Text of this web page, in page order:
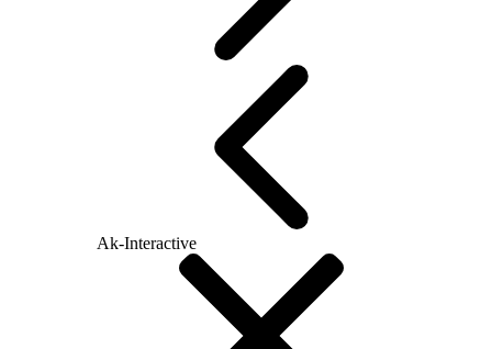
Ak-Interactive